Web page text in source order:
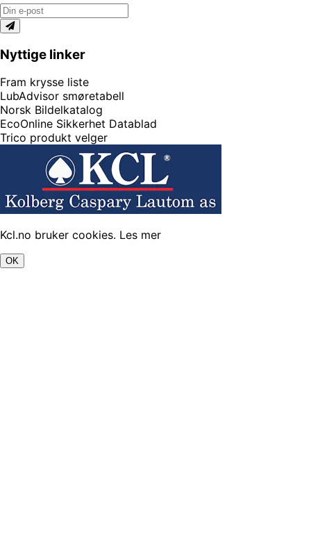
Nyttige linker
Fram krysse liste
LubAdvisor smøretabell
Norsk Bildelkatalog
EcoOnline Sikkerhet Datablad
Trico produkt velger
Kcl.no bruker cookies. Les mer
OK